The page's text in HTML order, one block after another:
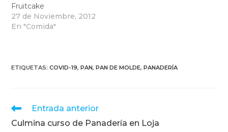
Fruitcake
27 de Noviembre, 2012
En "Comida"
ETIQUETAS:COVID-19, PAN, PAN DE MOLDE, PANADERÍA
Leer
artículos
Entrada anterior
Culmina curso de Panadería en Loja